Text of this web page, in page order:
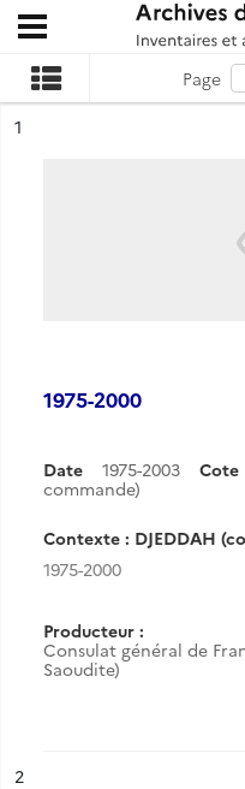
Archives
Ouvrir le menu déroulant
Page
n°
1
1975-2000
Date 1975-2003 Cote
commande)
Contexte : DJEDDAH
1975-2000
Producteur :
Consulat général de
Saoudite)
n°
2